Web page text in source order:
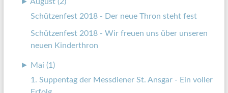
► August (2)
Schützenfest 2018 - Der neue Thron steht fest
Schützenfest 2018 - Wir freuen uns über unseren
neuen Kinderthron
►
Mai (1)
1. Suppentag der Messdiener St. Ansgar - Ein voller